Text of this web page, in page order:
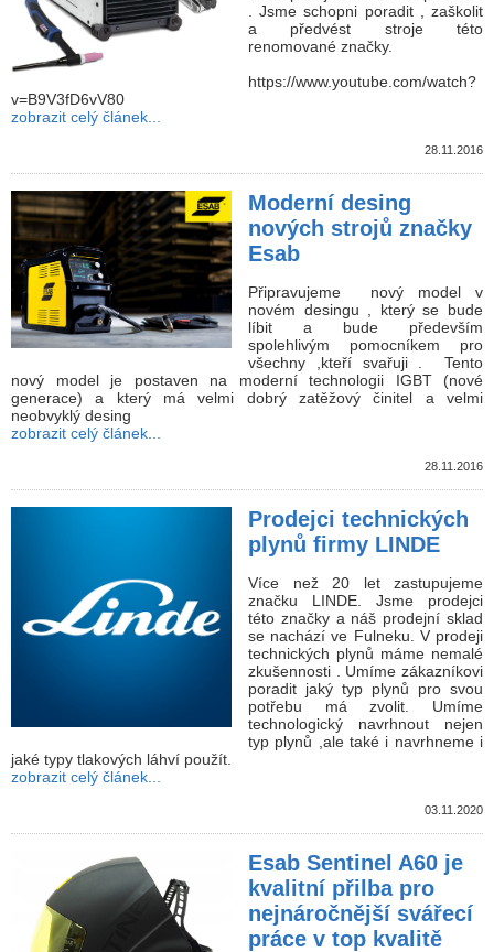
. Jsme schopni poradit , zaškolit
a předvést stroje této
renomované značky.
https://www.youtube.com/watch?
v=B9V3fD6vV80
zobrazit celý článek...
28.11.2016
Moderní desing
nových strojů značky
Esab
Připravujeme nový model v
novém desingu , který se bude
líbit a bude především
spolehlivým pomocníkem pro
všechny ,kteří svařuji . Tento
nový model je postaven na moderní technologii IGBT (nové
generace) a který má velmi dobrý zatěžový činitel a velmi
neobvyklý desing
zobrazit celý článek...
28.11.2016
Prodejci technických
plynů firmy LINDE
Více než 20 let zastupujeme
značku LINDE. Jsme prodejci
této značky a náš prodejní sklad
se nachází ve Fulneku. V prodeji
technických plynů máme nemalé
zkušennosti . Umíme zákazníkovi
poradit jaký typ plynů pro svou
potřebu má zvolit. Umíme
technologický navrhnout nejen
typ plynů ,ale také i navrhneme i
jaké typy tlakových láhví použít.
zobrazit celý článek...
03.11.2020
Esab Sentinel A60 je
kvalitní přilba pro
nejnáročnější svářecí
práce v top kvalitě